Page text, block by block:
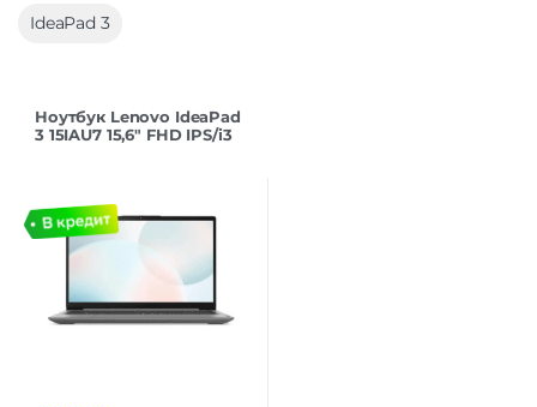
IdeaPad 3
Ноутбук Lenovo IdeaPad
3 15IAU7 15,6″ FHD IPS/i3